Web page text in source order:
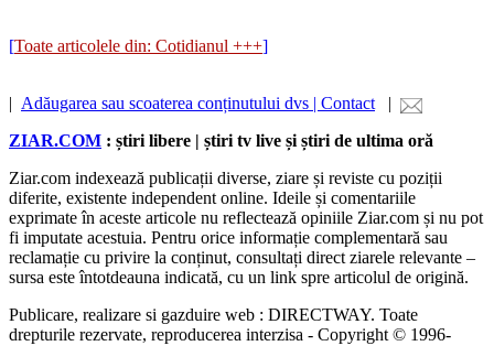
[Toate articolele din: Cotidianul +++]
| Adăugarea sau scoaterea conținutului dvs | Contact |
ZIAR.COM : știri libere | știri tv live și știri de ultima oră
Ziar.com indexează publicații diverse, ziare și reviste cu poziții
diferite, existente independent online. Ideile și comentariile
exprimate în aceste articole nu reflectează opiniile Ziar.com și nu pot
fi imputate acestuia. Pentru orice informație complementară sau
reclamație cu privire la conținut, consultați direct ziarele relevante –
sursa este întotdeauna indicată, cu un link spre articolul de origină.
Publicare, realizare si gazduire web : DIRECTWAY. Toate
drepturile rezervate, reproducerea interzisa - Copyright © 1996-